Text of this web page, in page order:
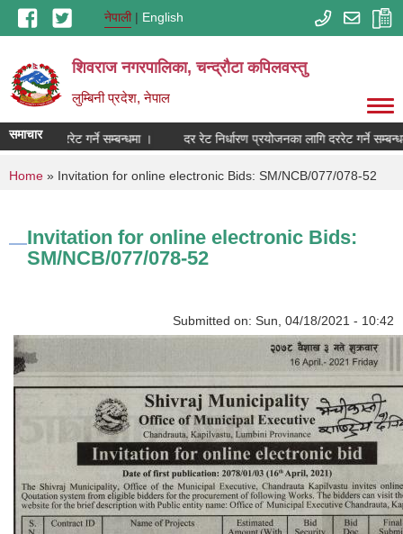
Skip to main contentनेपाली English
शिवराज नगरपालिका, चन्द्राैटा कपिलवस्तु
लुम्बिनी प्रदेश, नेपाल
समाचारलागि दररेट गर्ने सम्बन्धमा । दर रेट निर्धारण प्रयोजनका लागि दररेट गर्ने
You are here
Home » Invitation for online electronic Bids: SM/NCB/077/078-52
Invitation for online electronic Bids:
SM/NCB/077/078-52
Submitted on: Sun, 04/18/2021 - 10:42